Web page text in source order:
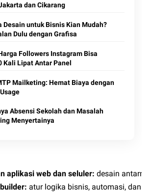
dan Cikarang
Desain untuk Bisnis Kian Mudah?
Dulu dengan Grafisa
Followers Instagram Bisa
Kali Lipat Antar Panel
Mailketing: Hemat Biaya dengan
Absensi Sekolah dan Masalah
Menyertainya
aplikasi web dan seluler: desain
atur logika bisnis, automasi, dan